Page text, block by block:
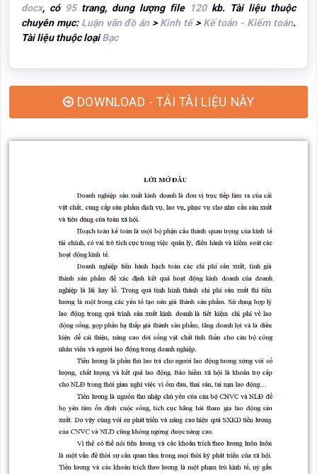
docx, có 95trang, dung lượng file 120kb. Tài liệu thuộc
chuyên mục: Luận văn đồ án> Kinh tế> Kế toán - Kiểm toán.
Tài liệu thuộc loạiBạc
DOWNLOAD - TẢI TÀI LIỆU NÀY